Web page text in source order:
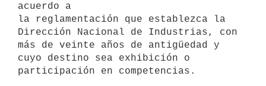
acuerdo a
la reglamentación que establezca la
Dirección Nacional de Industrias, con
más de veinte años de antigüedad y
cuyo destino sea exhibición o